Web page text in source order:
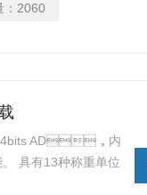
： 2060
24bits AD，内
。 具有13种称重单位